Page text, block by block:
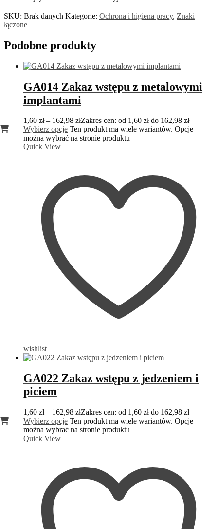
SKU: Brak danych Kategorie: Ochrona i higiena pracy, Znaki
łączone
Podobne produkty
GA014 Zakaz wstępu z metalowymi
implantami
1,60 zł – 162,98 złZakres cen: od 1,60 zł do 162,98 zł
Wybierz opcje Ten produkt ma wiele wariantów. Opcje
można wybrać na stronie produktu
Quick View
wishlist
GA022 Zakaz wstępu z jedzeniem i
piciem
1,60 zł – 162,98 złZakres cen: od 1,60 zł do 162,98 zł
Wybierz opcje Ten produkt ma wiele wariantów. Opcje
można wybrać na stronie produktu
Quick View